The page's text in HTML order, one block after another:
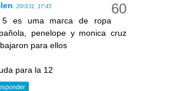
20/3/11, 17:43
es uma marca de ropa
penelope y monica cruz
para ellos
para la 12